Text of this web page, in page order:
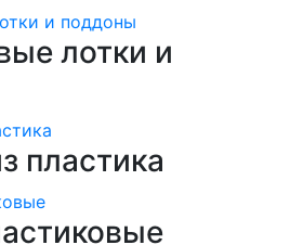
лотки и
пластика